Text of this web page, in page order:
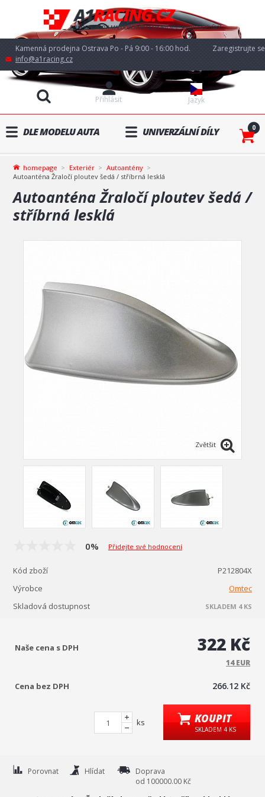
Kamenná prodejna Ostrava Po - Pá 9:00 - 16:00 hod.
info@a1racing.cz
Jazyk
Přihlásit
Zaregistrujte se
DLE MODELU AUTA UNIVERZÁLNÍ DÍLY 0
homepage Exteriér
Autoantény
Autoanténa Žraločí ploutev šedá / stříbrná lesklá
Autoanténa Žraločí ploutev šedá /
stříbrná lesklá
Zvětšit
0% Přidejte své hodnocení
Kód zboží
P212804X
Výrobce
Omtec
Skladová dostupnost
SKLADEM 4 KS
Naše cena s DPH 322 Kč
14 EUR
Cena bez DPH 266.12 Kč
ks KOUPIT
SKLADEM 4 KS
Porovnat Hlídat
Doprava
od 100000.00 Kč